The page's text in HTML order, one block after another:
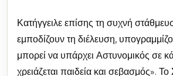
Κατήγγειλε επίσης τη συχνή
εμποδίζουν τη διέλευση,
μπορεί να υπάρχει Αστυνομικός σε
χρειάζεται παιδεία και σεβασμός».